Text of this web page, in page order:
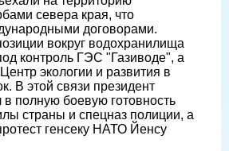
севера края, что
договорами.
вокруг водохранилища
контроль ГЭС "Газиводе", а
экологии и развития в
В этой связи президент
полную боевую готовность
страны и спецназ полиции, а
генсеку НАТО Йенсу